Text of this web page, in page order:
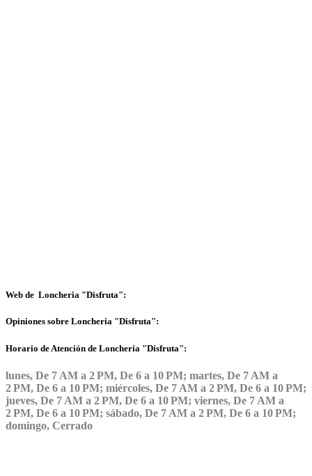
Web de Loncheria "Disfruta":
Opiniones sobre Loncheria "Disfruta":
Horario de Atención de Loncheria "Disfruta":
lunes, De 7 AM a 2 PM, De 6 a 10 PM; martes, De 7 AM a
2 PM, De 6 a 10 PM; miércoles, De 7 AM a 2 PM, De 6 a 10 PM;
jueves, De 7 AM a 2 PM, De 6 a 10 PM; viernes, De 7 AM a
2 PM, De 6 a 10 PM; sábado, De 7 AM a 2 PM, De 6 a 10 PM;
domingo, Cerrado